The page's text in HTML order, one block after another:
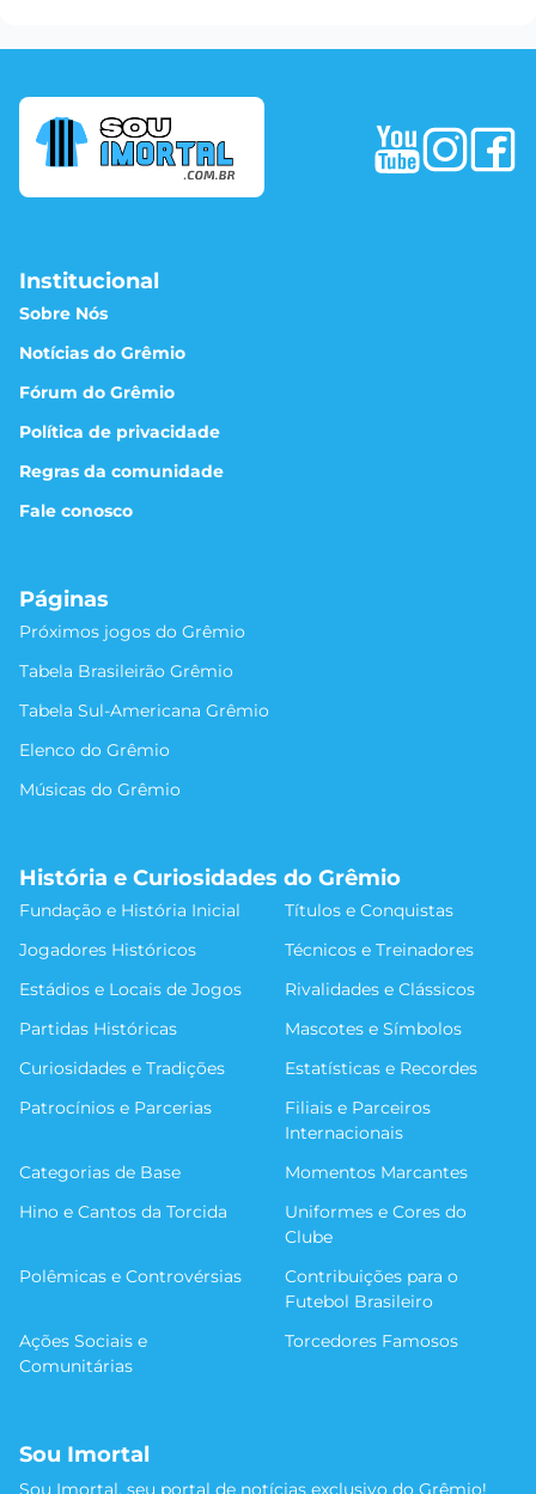
Institucional
Sobre Nós
Notícias do Grêmio
Fórum do Grêmio
Política de privacidade
Regras da comunidade
Fale conosco
Páginas
Próximos jogos do Grêmio
Tabela Brasileirão Grêmio
Tabela Sul-Americana Grêmio
Elenco do Grêmio
Músicas do Grêmio
História e Curiosidades do Grêmio
Fundação e História Inicial
Títulos e Conquistas
Jogadores Históricos
Técnicos e Treinadores
Estádios e Locais de Jogos
Rivalidades e Clássicos
Partidas Históricas
Mascotes e Símbolos
Curiosidades e Tradições
Estatísticas e Recordes
Patrocínios e Parcerias
Filiais e Parceiros
Internacionais
Categorias de Base
Momentos Marcantes
Hino e Cantos da Torcida
Uniformes e Cores do
Clube
Polêmicas e Controvérsias
Contribuições para o
Futebol Brasileiro
Ações Sociais e
Comunitárias
Torcedores Famosos
Sou Imortal
Sou Imortal, seu portal de notícias exclusivo do Grêmio!